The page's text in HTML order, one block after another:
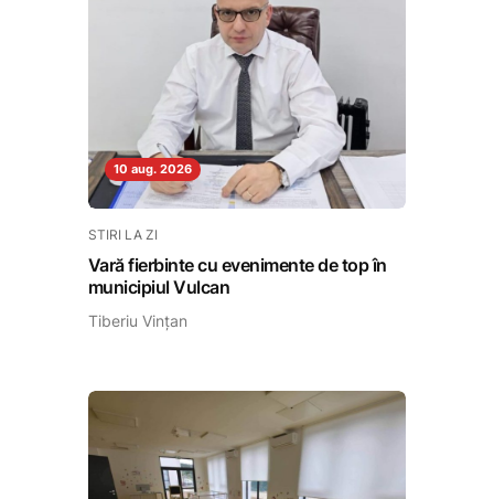
10 aug. 2026
STIRI LA ZI
Vară fierbinte cu evenimente de top în
municipiul Vulcan
Tiberiu Vințan